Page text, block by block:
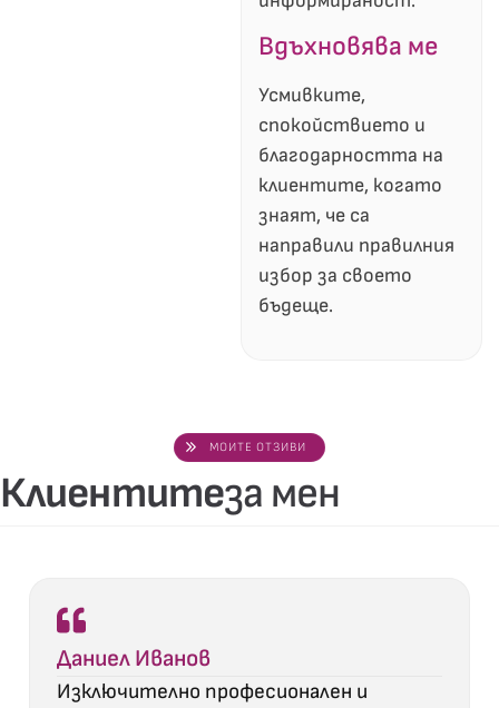
Вдъхновява ме
Усмивките,
спокойствието и
благодарността на
клиентите, когато
знаят, че са
направили правилния
избор за своето
бъдеще.
МОИТЕ ОТЗИВИ
Клиентитеза мен
Даниел Иванов
Изключително професионален и